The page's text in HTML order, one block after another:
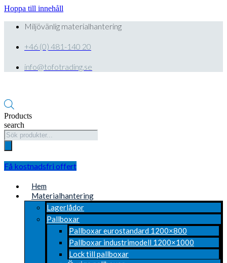
Hoppa till innehåll
Miljövänlig materialhantering
+46 (0) 481-140 20
info@tofotrading.se
Products
search
Få kostnadsfri offert
Hem
Materialhantering
Lagerlådor
Pallboxar
Pallboxar eurostandard 1200×800
Pallboxar industrimodell 1200×1000
Lock till pallboxar